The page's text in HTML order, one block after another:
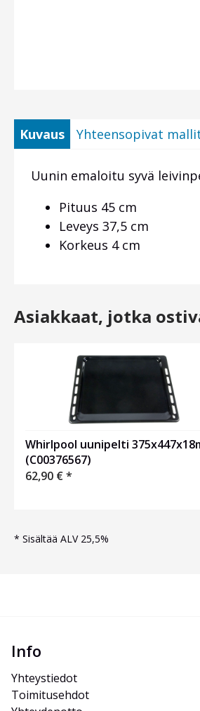
Kuvaus Yhteensopivat
Uunin emaloitu syvä
Pituus 45 cm
Leveys 37,5 cm
Korkeus 4 cm
Asiakkaat, jotka
Whirlpool uunipelti
(C00376567)
62,90 €*
* Sisältää ALV 25,5%
Info
Yhteystiedot
Toimitusehdot